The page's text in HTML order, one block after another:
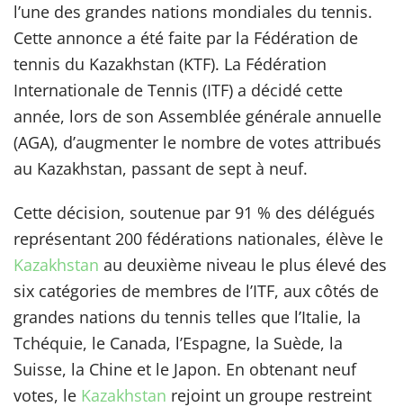
l’une des grandes nations mondiales du tennis.
Cette annonce a été faite par la Fédération de
tennis du Kazakhstan (KTF). La Fédération
Internationale de Tennis (ITF) a décidé cette
année, lors de son Assemblée générale annuelle
(AGA), d’augmenter le nombre de votes attribués
au Kazakhstan, passant de sept à neuf.
Cette décision, soutenue par 91 % des délégués
représentant 200 fédérations nationales, élève le
Kazakhstan au deuxième niveau le plus élevé des
six catégories de membres de l’ITF, aux côtés de
grandes nations du tennis telles que l’Italie, la
Tchéquie, le Canada, l’Espagne, la Suède, la
Suisse, la Chine et le Japon. En obtenant neuf
votes, le Kazakhstan rejoint un groupe restreint